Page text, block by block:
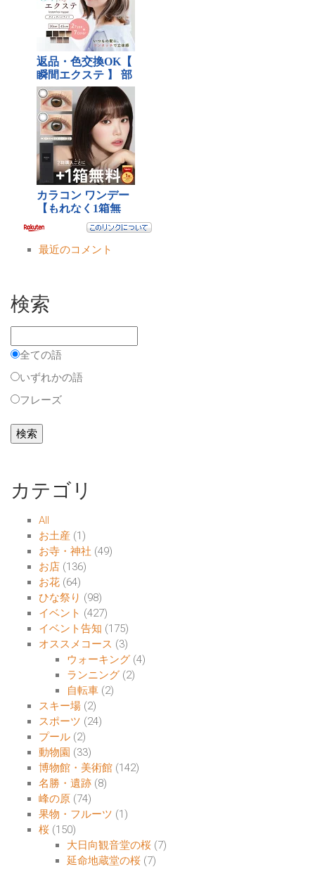
最近のコメント
検索
全ての語
いずれかの語
フレーズ
カテゴリ
All
お土産 (1)
お寺・神社 (49)
お店 (136)
お花 (64)
ひな祭り (98)
イベント (427)
イベント告知 (175)
オススメコース (3)
ウォーキング (4)
ランニング (2)
自転車 (2)
スキー場 (2)
スポーツ (24)
プール (2)
動物園 (33)
博物館・美術館 (142)
名勝・遺跡 (8)
峰の原 (74)
果物・フルーツ (1)
桜 (150)
大日向観音堂の桜 (7)
延命地蔵堂の桜 (7)